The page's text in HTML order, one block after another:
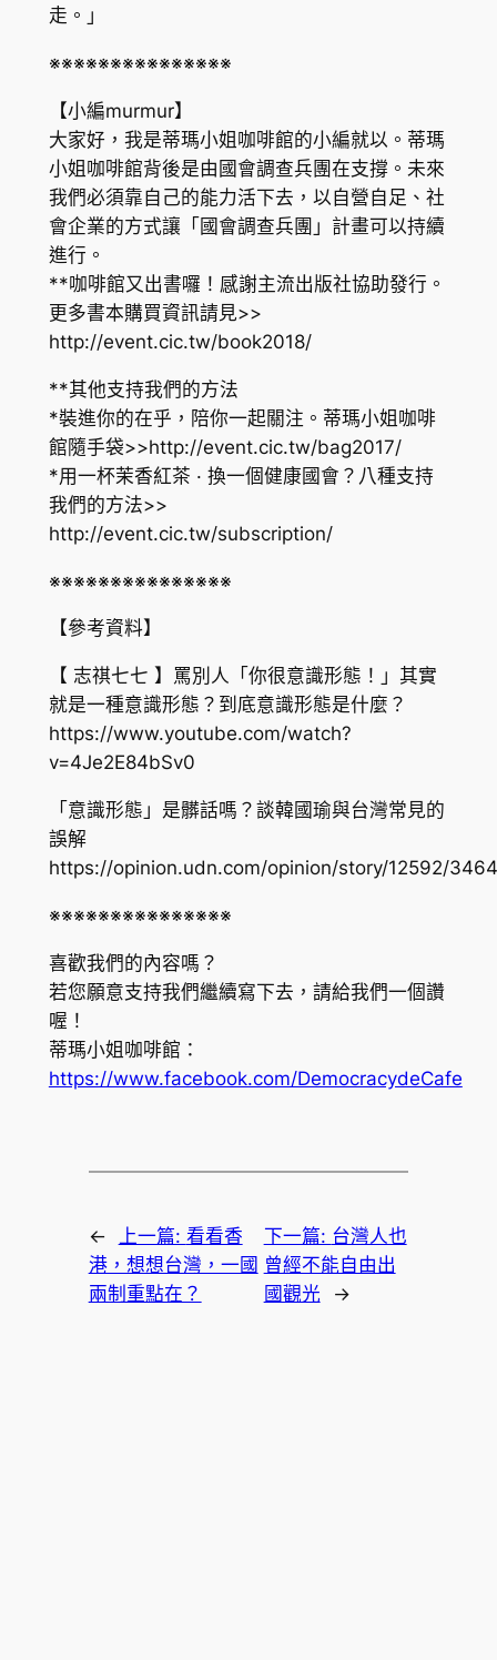
走。」
※※※※※※※※※※※※※※※
【小編murmur】
大家好，我是蒂瑪小姐咖啡館的小編就以。蒂瑪
小姐咖啡館背後是由國會調查兵團在支撐。未來
我們必須靠自己的能力活下去，以自營自足、社
會企業的方式讓「國會調查兵團」計畫可以持續
進行。
**咖啡館又出書囉！感謝主流出版社協助發行。
更多書本購買資訊請見>>
http://event.cic.tw/book2018/
**其他支持我們的方法
*裝進你的在乎，陪你一起關注。蒂瑪小姐咖啡
館隨手袋>>http://event.cic.tw/bag2017/
*用一杯茉香紅茶 · 換一個健康國會？八種支持
我們的方法>>
http://event.cic.tw/subscription/
※※※※※※※※※※※※※※※
【參考資料】
【 志祺七七 】罵別人「你很意識形態！」其實
就是一種意識形態？到底意識形態是什麼？
https://www.youtube.com/watch?
v=4Je2E84bSv0
「意識形態」是髒話嗎？談韓國瑜與台灣常見的
誤解
https://opinion.udn.com/opinion/story/12592/
※※※※※※※※※※※※※※※
喜歡我們的內容嗎？
若您願意支持我們繼續寫下去，請給我們一個讚
喔！
蒂瑪小姐咖啡館：
https://www.facebook.com/DemocracydeCafe
← 上一篇: 看看香
港，想想台灣，一國
兩制重點在？
下一篇: 台灣人也
曾經不能自由出
國觀光
→